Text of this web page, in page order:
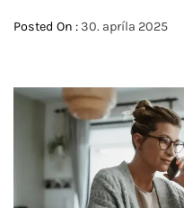
Posted On :30. apríla 2025